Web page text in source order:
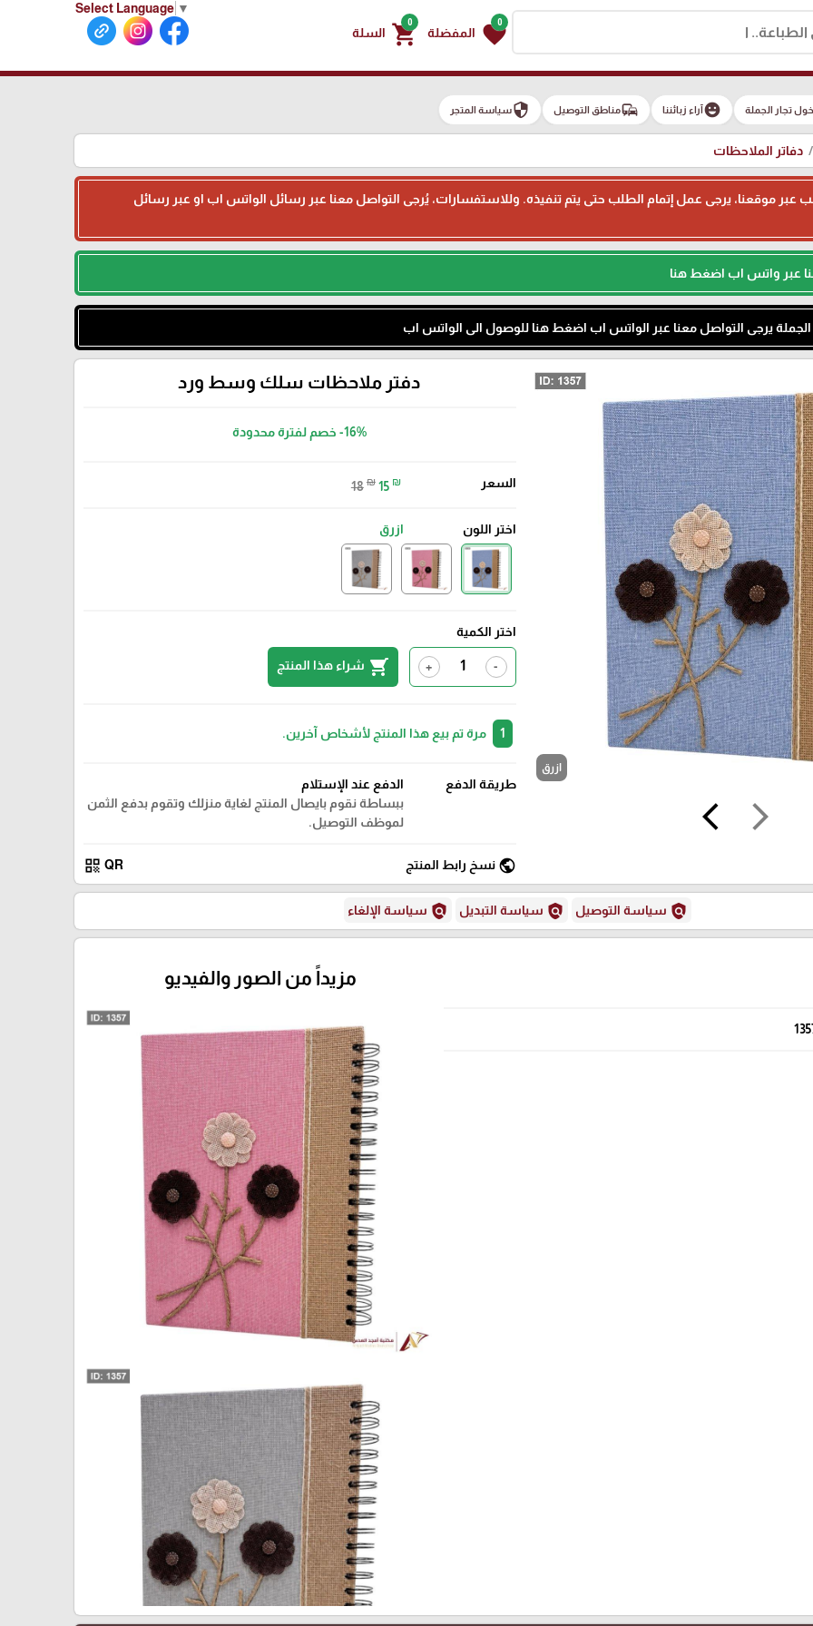
Select Language ▼
0
favorite المفضلة
0
shopping_cart السلة
تجار الجملة emoji_emotionsآراء زبائننا commuteمناطق التوصيل securityسياسة المتجر
دفاتر الملاحظات
طلب عبر موقعنا، يرجى عمل إتمام الطلب حتى يتم تنفيذه. وللاستفسارات، يُرجى التواصل معنا عبر رسائل الواتس اب او عبر رسائل
عبر واتس اب اضغط هنا
الجملة يرجى التواصل معنا عبر الواتس اب اضغط هنا للوصول الى الواتس اب
ازرق
arrow_forward_ios
arrow_back_ios
دفتر ملاحظات سلك وسط ورد
-16%خصم لفترة محدودة
السعر 18 ₪ 15 ₪
اختر اللون ازرق
اختر الكمية
-
+
shopping_cart شراء هذا المنتج
مرة تم بيع هذا المنتج لأشخاص آخرين.
طريقة الدفع
الدفع عند الإستلام
ببساطة نقوم بايصال المنتج لغاية منزلك وتقوم بدفع الثمن
لموظف التوصيل.
public نسخ رابط المنتج QR
qr_code
policy سياسة التوصيل policy سياسة التبديل policy سياسة الإلغاء
مزيداً من الصور والفيديو